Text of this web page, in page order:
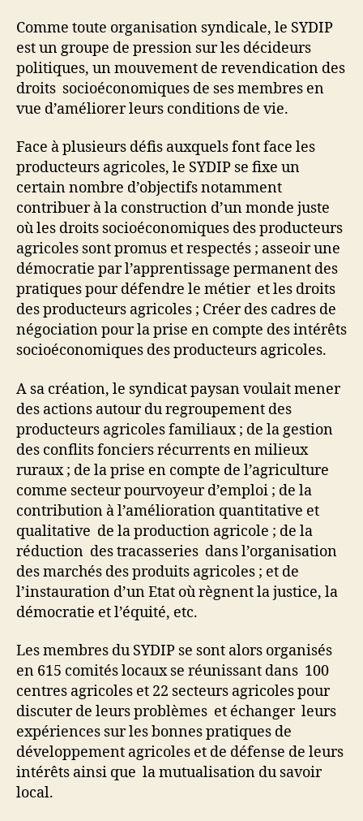
Comme toute organisation syndicale, le SYDIP
est un groupe de pression sur les décideurs
politiques, un mouvement de revendication des
droits socioéconomiques de ses membres en
vue d’améliorer leurs conditions de vie.
Face à plusieurs défis auxquels font face les
producteurs agricoles, le SYDIP se fixe un
certain nombre d’objectifs notamment
contribuer à la construction d’un monde juste
où les droits socioéconomiques des producteurs
agricoles sont promus et respectés ; asseoir une
démocratie par l’apprentissage permanent des
pratiques pour défendre le métier et les droits
des producteurs agricoles ; Créer des cadres de
négociation pour la prise en compte des intérêts
socioéconomiques des producteurs agricoles.
A sa création, le syndicat paysan voulait mener
des actions autour du regroupement des
producteurs agricoles familiaux ; de la gestion
des conflits fonciers récurrents en milieux
ruraux ; de la prise en compte de l’agriculture
comme secteur pourvoyeur d’emploi ; de la
contribution à l’amélioration quantitative et
qualitative de la production agricole ; de la
réduction des tracasseries dans l’organisation
des marchés des produits agricoles ; et de
l’instauration d’un Etat où règnent la justice, la
démocratie et l’équité, etc.
Les membres du SYDIP se sont alors organisés
en 615 comités locaux se réunissant dans 100
centres agricoles et 22 secteurs agricoles pour
discuter de leurs problèmes et échanger leurs
expériences sur les bonnes pratiques de
développement agricoles et de défense de leurs
intérêts ainsi que la mutualisation du savoir
local.